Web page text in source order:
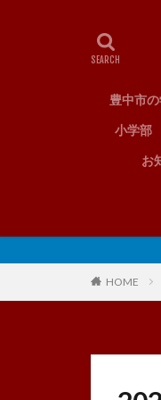
豊中市
小学部
お
HOME